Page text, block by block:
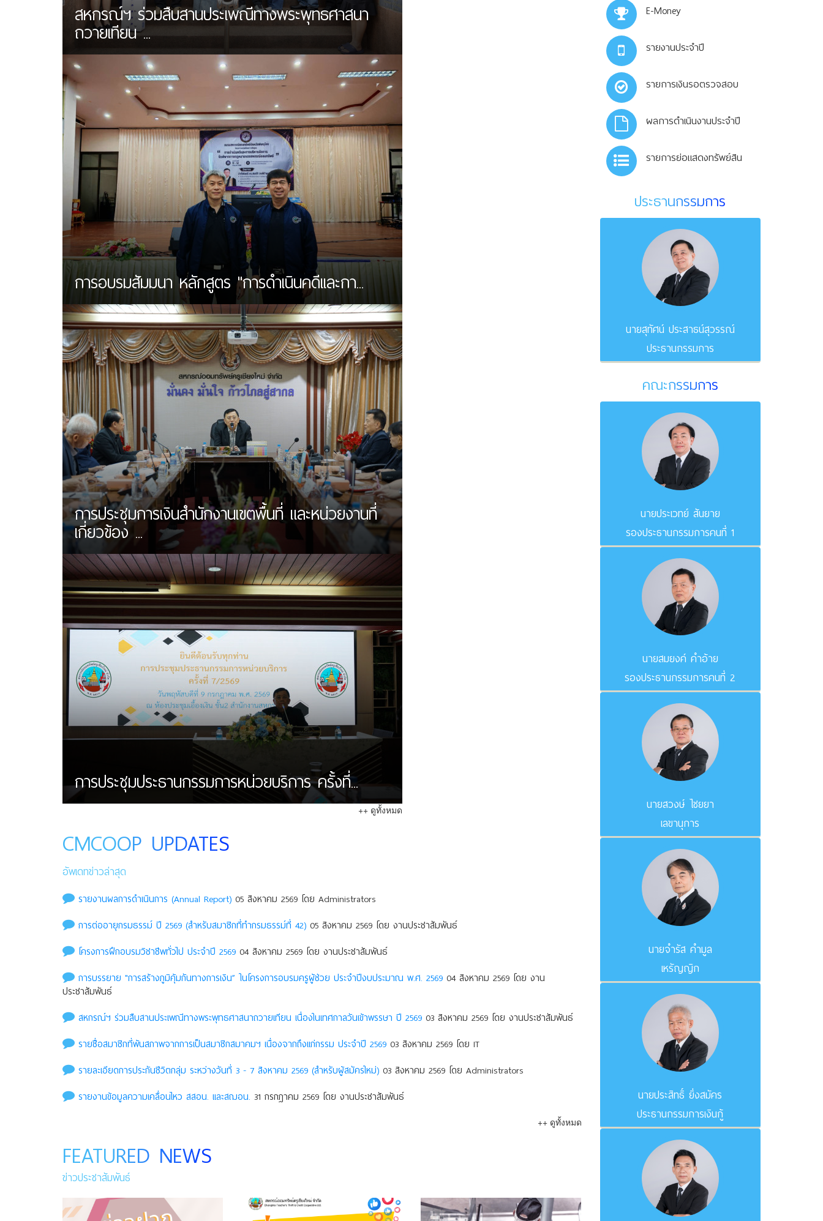
สหกรณ์ฯ ร่วมสืบสานประเพณีทางพระพุทธศาสนา
ถวายเทียน ...
การอบรมสัมมนา หลักสูตร "การดำเนินคดีเเละกา...
การประชุมการเงินสำนักงานเขตพื้นที่ และหน่วยงานที่
เกี่ยวข้อง ...
การประชุมประธานกรรมการหน่วยบริการ ครั้งที่...
++ ดูทั้งหมด
CMCOOP UPDATES
อัพเดทข่าวล่าสุด
รายงานผลการดำเนินการ (Annual Report) 05 สิงหาคม 2569 โดย Administrators
การต่ออายุกรมธรรม์ ปี 2569 (สำหรับสมาชิกที่ทำกรมธรรม์ที่ 42) 05 สิงหาคม 2569 โดย งานประชาสัมพันธ์
โครงการฝึกอบรมวิชาชีพทั่วไป ประจำปี 2569 04 สิงหาคม 2569 โดย งานประชาสัมพันธ์
การบรรยาย "การสร้างภูมิคุ้มกันทางการเงิน” ในโครงการอบรมครูผู้ช่วย ประจำปีงบประมาณ พ.ศ. 2569 04 สิงหาคม 2569 โดย งาน
ประชาสัมพันธ์
สหกรณ์ฯ ร่วมสืบสานประเพณีทางพระพุทธศาสนาถวายเทียน เนื่องในเทศกาลวันเข้าพรรษา ปี 2569 03 สิงหาคม 2569 โดย งานประชาสัมพันธ์
รายชื่อสมาชิกที่พ้นสภาพจากการเป็นสมาชิกสมาคมฯ เนื่องจากถึงแก่กรรม ประจําปี 2569 03 สิงหาคม 2569 โดย IT
รายละเอียดการประกันชีวิตกลุ่ม ระหว่างวันที่ 3 - 7 สิงหาคม 2569 (สำหรับผู้สมัครใหม่) 03 สิงหาคม 2569 โดย Administrators
รายงานข้อมูลความเคลื่อนไหว สสอน. เเละสฌอน. 31 กรกฎาคม 2569 โดย งานประชาสัมพันธ์
++ ดูทั้งหมด
FEATURED NEWS
ข่าวประชาสัมพันธ์
E-Money
รายงานประจำปี
รายการเงินรอตรวจสอบ
ผลการดำเนินงานประจำปี
รายการย่อแสดงทรัพย์สิน
ประธานกรรมการ
นายสุทัศน์ ประสาธน์สุวรรณ์
ประธานกรรมการ
คณะกรรมการ
นายประเวทย์ สันยาย
รองประธานกรรมการคนที่ 1
นายสมยงค์ คำอ้าย
รองประธานกรรมการคนที่ 2
นายสวงษ์ ไชยยา
เลขานุการ
นายจำรัส คำมูล
เหรัญญิก
นายประสิทธิ์ ยิ่งสมัคร
ประธานกรรมการเงินกู้